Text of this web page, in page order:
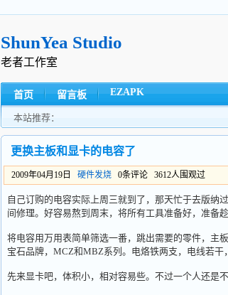
ShunYea Studio
老者工作室
首页 留言板 EZAPK
本站推荐：
更换主板和显卡的电容了
2009年04月19日 硬件发烧 0条评论 3612人围观过
自己订购的电容实际上周三就到了，那天忙于去版纳
间修理。好容易熬到周末，将所有工具准备好，准备趁
将电容用万用表简单筛选一番，跳出需要的零件，主
宝石品牌，MCZ和MBZ系列。电烙铁两支，电线若干
先来显卡吧，体积小，相对容易些。不过一个人还是